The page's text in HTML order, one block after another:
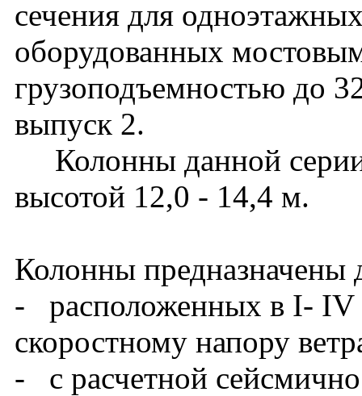
сечения для
оборудованных
грузоподъемностью до
выпуск 2.
Колонны данной
высотой 12,0 - 14,4 м.
Колонны предназначены
- расположенных в I- IV
скоростному напору
- с расчетной